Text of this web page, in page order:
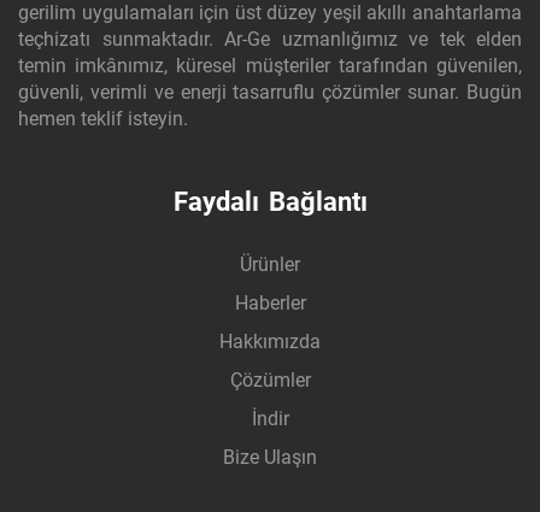
gerilim uygulamaları için üst düzey yeşil akıllı anahtarlama
teçhizatı sunmaktadır. Ar-Ge uzmanlığımız ve tek elden
temin imkânımız, küresel müşteriler tarafından güvenilen,
güvenli, verimli ve enerji tasarruflu çözümler sunar. Bugün
hemen teklif isteyin.
Faydalı Bağlantı
Ürünler
Haberler
Hakkımızda
Çözümler
İndir
Bize Ulaşın